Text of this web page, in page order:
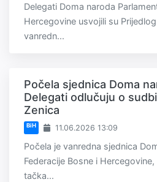
Delegati Doma naroda
Hercegovine usvojili su
vanredn...
Počela sjednica Doma
Delegati odlučuju o
Zenica
BiH 11.06.2026 13:09
Počela je vanredna sjednica
Federacije Bosne i
tačka...